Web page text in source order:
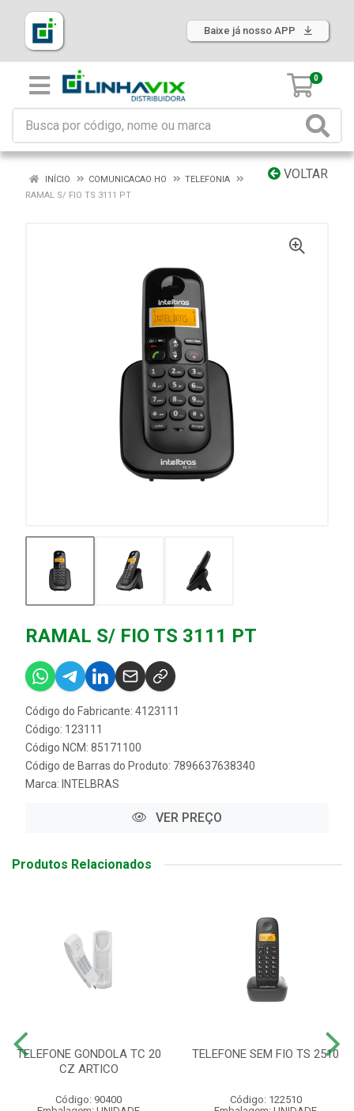
Baixe já nosso APP
0
VOLTAR
INÍCIO COMUNICACAO HO
TELEFONIA
RAMAL S/ FIO TS 3111 PT
RAMAL S/ FIO TS 3111 PT
Código do Fabricante: 4123111
Código: 123111
Código NCM: 85171100
Código de Barras do Produto: 7896637638340
Marca: INTELBRAS
VER PREÇO
Produtos Relacionados
TELEFONE GONDOLA TC 20
CZ ARTICO
Código: 90400
TELEFONE SEM FIO TS 2510
Código: 122510